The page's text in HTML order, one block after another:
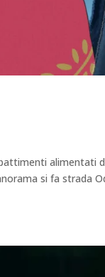
alimentati
si fa strada